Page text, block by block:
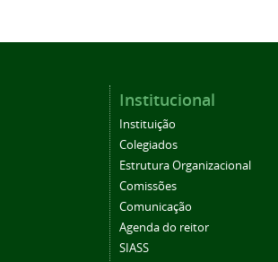
Institucional
Instituição
Colegiados
Estrutura Organizacional
Comissões
Comunicação
Agenda do reitor
SIASS